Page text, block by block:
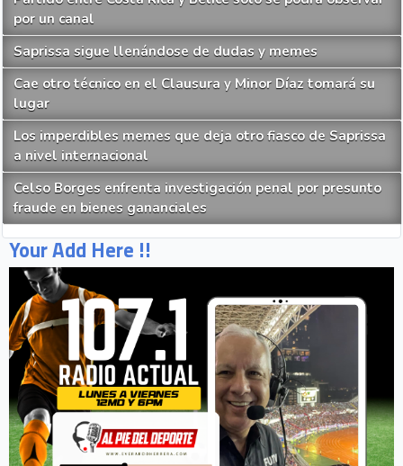
por un canal
Saprissa sigue llenándose de dudas y memes
Cae otro técnico en el Clausura y Minor Díaz tomará su
lugar
Los imperdibles memes que deja otro fiasco de Saprissa
a nivel internacional
Celso Borges enfrenta investigación penal por presunto
fraude en bienes gananciales
Your Add Here !!